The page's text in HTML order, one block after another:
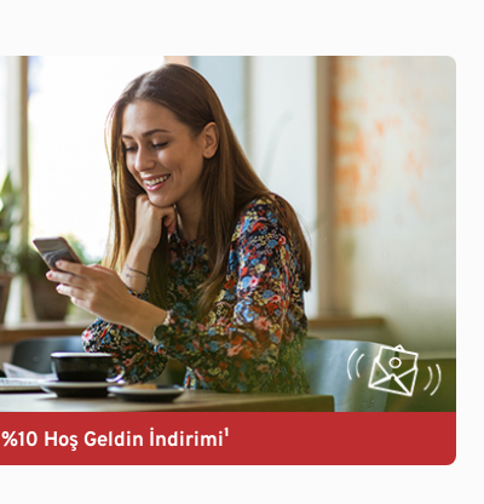
%10 Hoş Geldin İndirimi¹